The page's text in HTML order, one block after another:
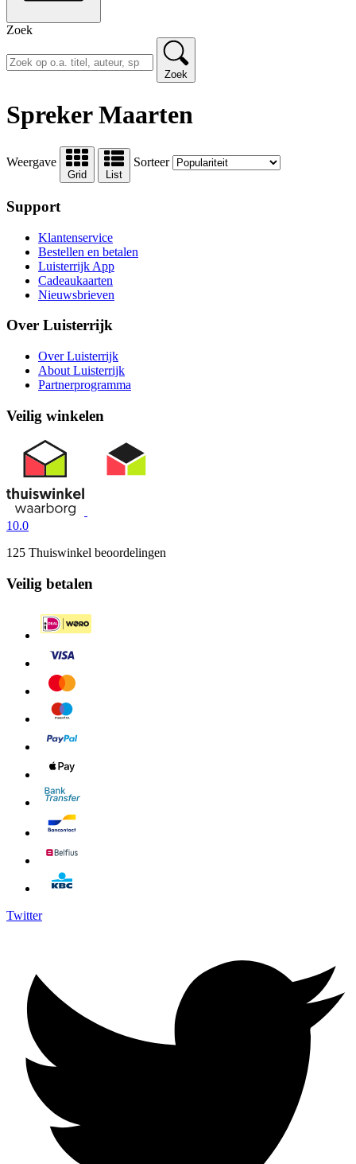
Zoek
Zoek
Spreker Maarten
Weergave
Grid List
Sorteer
Support
Klantenservice
Bestellen en betalen
Luisterrijk App
Cadeaukaarten
Nieuwsbrieven
Over Luisterrijk
Over Luisterrijk
About Luisterrijk
Partnerprogramma
Veilig winkelen
10.0
125 Thuiswinkel beoordelingen
Veilig betalen
Twitter